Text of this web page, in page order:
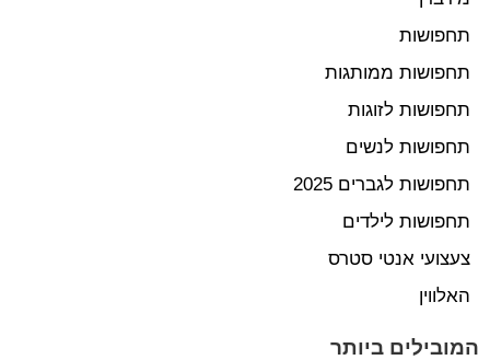
תחפושות
תחפושות ממותגות
תחפושות לזוגות
תחפושות לנשים
תחפושות לגברים 2025
תחפושות לילדים
צעצועי אנטי סטרס
האלווין
המובילים ביותר